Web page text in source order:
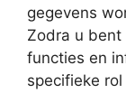
gegevens
Zodra u
functies en
specifieke